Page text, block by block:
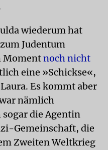
wiederum hat
Judentum
Momentnoch nicht
eine »Schickse«,
Es kommt aber
nämlich
die Agentin
Gemeinschaft, die
Zweiten Weltkrieg